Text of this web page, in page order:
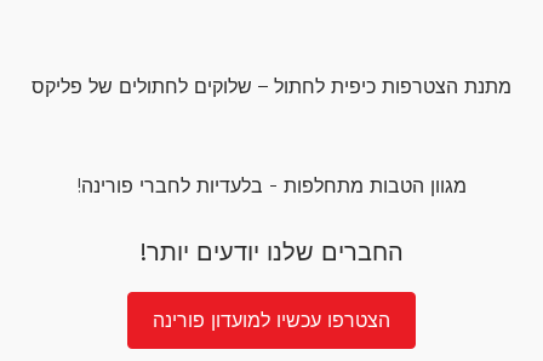
מתנת הצטרפות כיפית לחתול – שלוקים לחתולים של פליקס
מגוון הטבות מתחלפות - בלעדיות לחברי פורינה!
החברים שלנו יודעים יותר!
הצטרפו עכשיו למועדון פורינה